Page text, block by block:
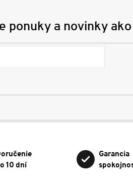
ponuky a novinky
10 dní
Garancia